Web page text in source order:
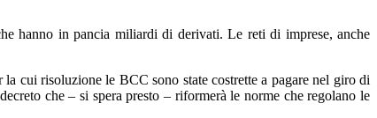
hanno in pancia miliardi di derivati. Le reti di imprese, anche
cui risoluzione le BCC sono state costrette a pagare nel giro di
che – si spera presto – riformerà le norme che regolano le